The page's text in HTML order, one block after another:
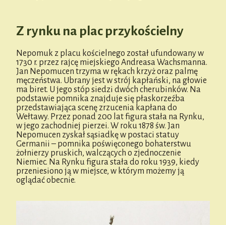
Z rynku na plac przykościelny
Nepomuk z placu kościelnego został ufundowany w
1730 r. przez rajcę miejskiego Andreasa Wachsmanna.
Jan Nepomucen trzyma w rękach krzyż oraz palmę
męczeństwa. Ubrany jest w strój kapłański, na głowie
ma biret. U jego stóp siedzi dwóch cherubinków. Na
podstawie pomnika znajduje się płaskorzeźba
przedstawiająca scenę zrzucenia kapłana do
Wełtawy. Przez ponad 200 lat figura stała na Rynku,
w jego zachodniej pierzei. W roku 1878 św. Jan
Nepomucen zyskał sąsiadkę w postaci statuy
Germanii – pomnika poświęconego bohaterstwu
żołnierzy pruskich, walczących o zjednoczenie
Niemiec. Na Rynku figura stała do roku 1939, kiedy
przeniesiono ją w miejsce, w którym możemy ją
oglądać obecnie.